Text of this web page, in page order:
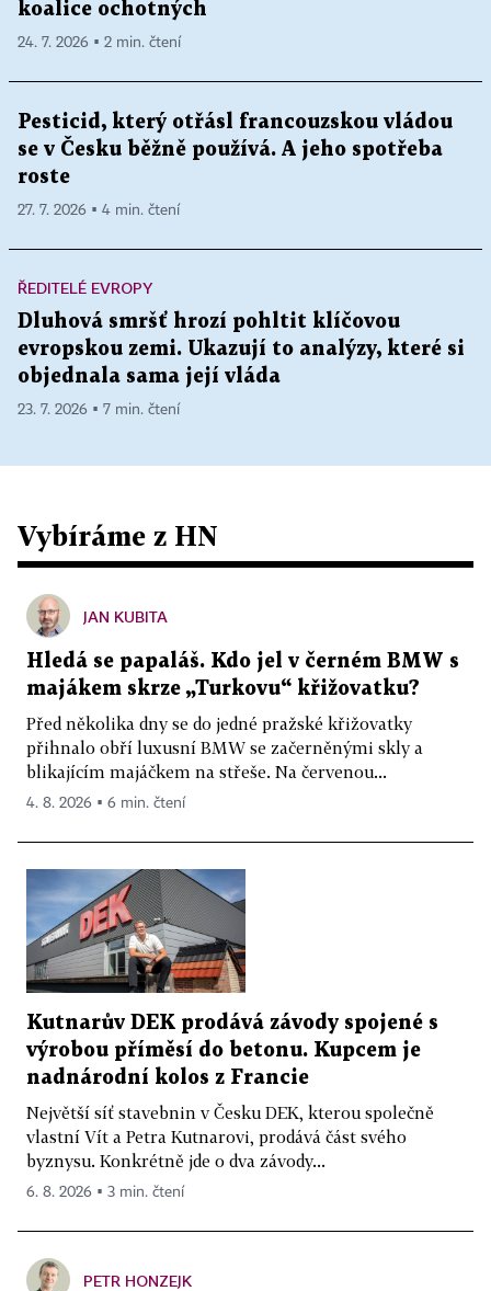
koalice ochotných
24. 7. 2026 ▪ 2 min. čtení
Pesticid, který otřásl francouzskou vládou
se v Česku běžně používá. A jeho spotřeba
roste
27. 7. 2026 ▪ 4 min. čtení
ŘEDITELÉ EVROPY
Dluhová smršť hrozí pohltit klíčovou
evropskou zemi. Ukazují to analýzy, které si
objednala sama její vláda
23. 7. 2026 ▪ 7 min. čtení
Vybíráme z HN
JAN KUBITA
Hledá se papaláš. Kdo jel v černém BMW s
majákem skrze „Turkovu“ křižovatku?
Před několika dny se do jedné pražské křižovatky
přihnalo obří luxusní BMW se začerněnými skly a
blikajícím majáčkem na střeše. Na červenou...
4. 8. 2026 ▪ 6 min. čtení
Kutnarův DEK prodává závody spojené s
výrobou příměsí do betonu. Kupcem je
nadnárodní kolos z Francie
Největší síť stavebnin v Česku DEK, kterou společně
vlastní Vít a Petra Kutnarovi, prodává část svého
byznysu. Konkrétně jde o dva závody...
6. 8. 2026 ▪ 3 min. čtení
PETR HONZEJK